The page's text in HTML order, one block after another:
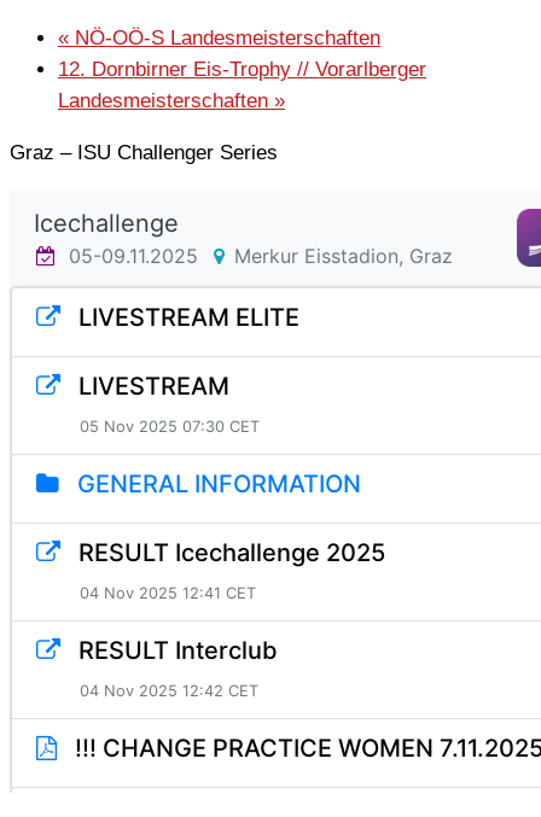
« NÖ-OÖ-S Landesmeisterschaften
12. Dornbirner Eis-Trophy // Vorarlberger
Landesmeisterschaften »
Graz – ISU Challenger Series